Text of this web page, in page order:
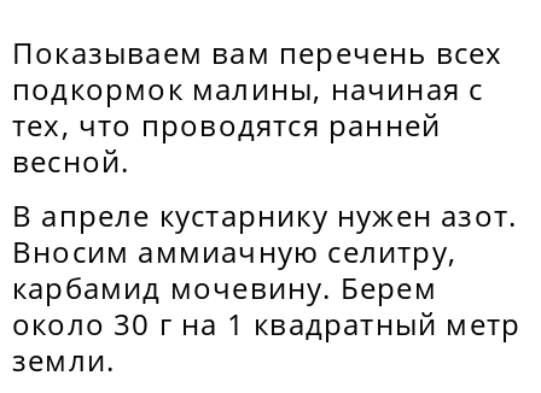
Показываем вам перечень всех
подкормок малины, начиная с
тех, что проводятся ранней
весной.
В апреле кустарнику нужен азот.
Вносим аммиачную селитру,
карбамид мочевину. Берем
около 30 г на 1 квадратный метр
земли.